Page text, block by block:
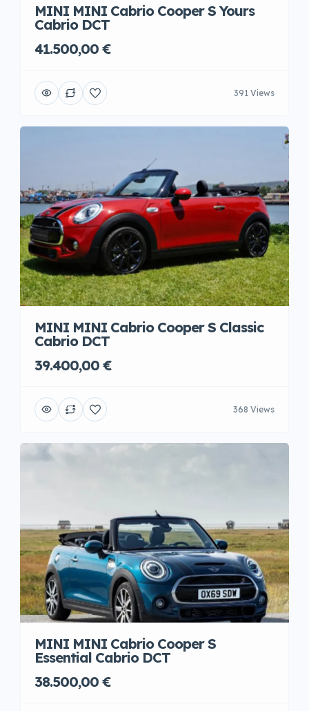
MINI MINI Cabrio Cooper S Yours
Cabrio DCT
41.500,00 €
391 Views
MINI MINI Cabrio Cooper S Classic
Cabrio DCT
39.400,00 €
368 Views
MINI MINI Cabrio Cooper S
Essential Cabrio DCT
38.500,00 €